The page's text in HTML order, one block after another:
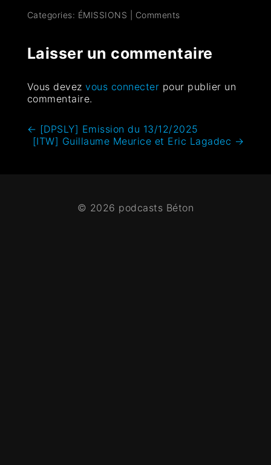
Categories: ÉMISSIONS Comments
Laisser un commentaire
Vous devezvous connecter pour publier un
commentaire.
← [DPSLY] Emission du 13/12/2025
[ITW] Guillaume Meurice et Eric Lagadec →
© 2026 podcasts Béton